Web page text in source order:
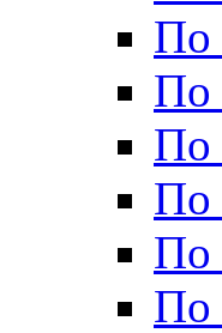
По
По
По
По
По
По